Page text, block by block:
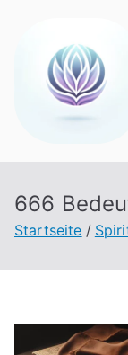
springen
666
Startseite